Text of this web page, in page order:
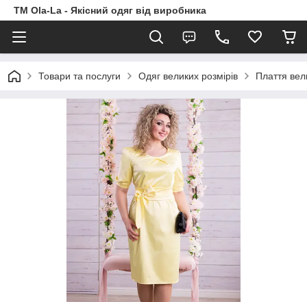
TM Ola-La - Якісний одяг від виробника
Товари та послуги Одяг великих розмірів Плаття